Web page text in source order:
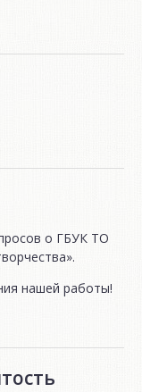
о ГБУК ТО
нашей работы!